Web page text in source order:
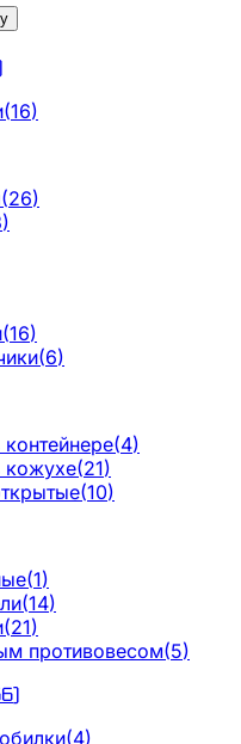
(16)
(26)
)
(16)
(6)
(4)
кожухе(21)
(10)
(1)
(14)
(21)
противовесом(5)
)
(4)